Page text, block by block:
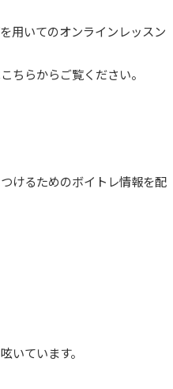
用いてのオンラインレッスン
ちらからご覧ください。
けるためのボイトレ情報を配
いています。